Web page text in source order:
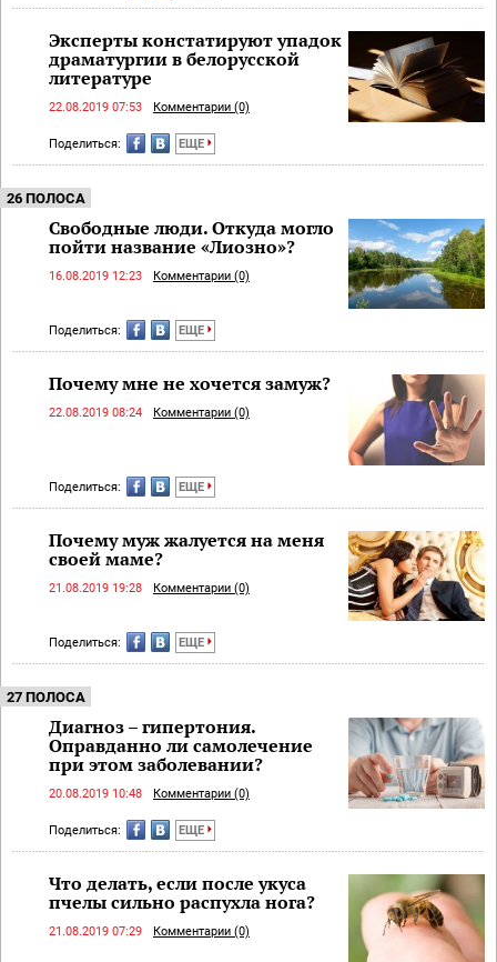
Эксперты констатируют упадок
драматургии в белорусской
литературе
22.08.2019 07:53 Комментарии (0)
Поделиться: ЕЩЕ
26 ПОЛОСА
Свободные люди. Откуда могло
пойти название «Лиозно»?
16.08.2019 12:23 Комментарии (0)
Поделиться: ЕЩЕ
Почему мне не хочется замуж?
22.08.2019 08:24 Комментарии (0)
Поделиться: ЕЩЕ
Почему муж жалуется на меня
своей маме?
21.08.2019 19:28 Комментарии (0)
Поделиться: ЕЩЕ
27 ПОЛОСА
Диагноз – гипертония.
Оправданно ли самолечение
при этом заболевании?
20.08.2019 10:48 Комментарии (0)
Поделиться: ЕЩЕ
Что делать, если после укуса
пчелы сильно распухла нога?
21.08.2019 07:29 Комментарии (0)